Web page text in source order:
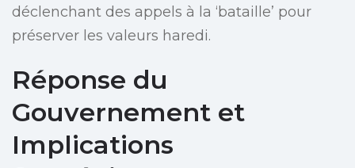
déclenchant des appels à la ‘bataille’ pour
préserver les valeurs haredi.
Réponse du
Gouvernement et
Implications